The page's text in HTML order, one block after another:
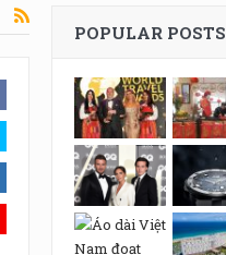
POPULAR POSTS